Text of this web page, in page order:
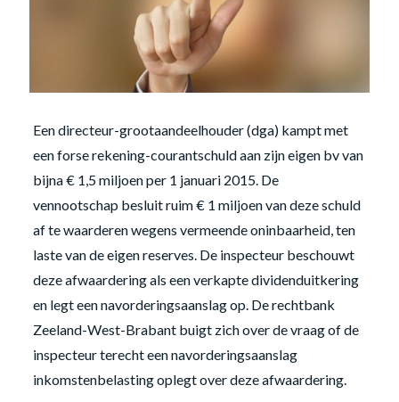
Een directeur-grootaandeelhouder (dga) kampt met
een forse rekening-courantschuld aan zijn eigen bv van
bijna € 1,5 miljoen per 1 januari 2015. De
vennootschap besluit ruim € 1 miljoen van deze schuld
af te waarderen wegens vermeende oninbaarheid, ten
laste van de eigen reserves. De inspecteur beschouwt
deze afwaardering als een verkapte dividenduitkering
en legt een navorderingsaanslag op. De rechtbank
Zeeland-West-Brabant buigt zich over de vraag of de
inspecteur terecht een navorderingsaanslag
inkomstenbelasting oplegt over deze afwaardering.